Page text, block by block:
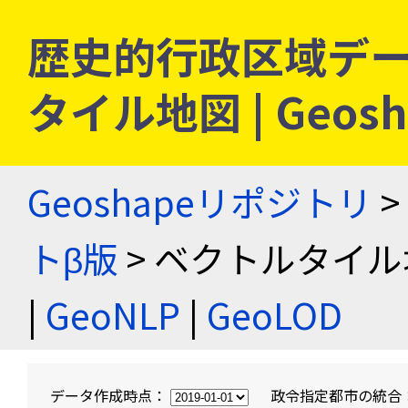
歴史的行政区域デ
タイル地図 |
Geoshapeリポジトリ >
トβ版 > ベクトルタイ
| GeoNLP | GeoLOD
データ作成時点： 政令指定都市の統